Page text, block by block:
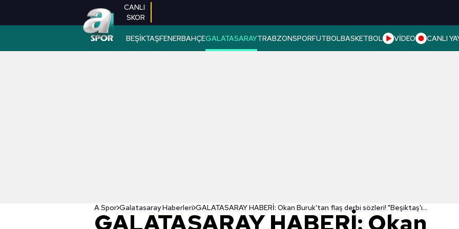
CANLI
SKOR
BEŞİKTAŞFENERBAHÇEGALATASARAYTRABZONSPORFUTBOLBASKETBOL VİDEO CANLI
A Spor Galatasaray Haberleri GALATASARAY HABERİ: Okan Buruk'tan flaş derbi sözleri! "Beşiktaş'ı yenersek..."
GALATASARAY HABERİ: Okan